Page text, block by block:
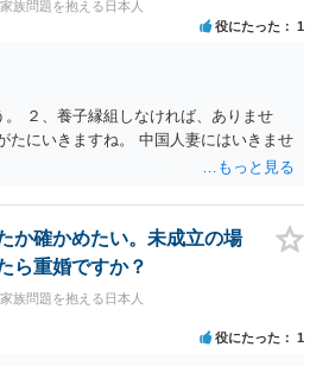
族問題を抱える日本人
役にたった 1
。 ２、養子縁組しなければ、ありませ
たにいきますね。 中国人妻にはいきませ
か確かめたい。未成立の場
ら重婚ですか？
族問題を抱える日本人
役にたった 1